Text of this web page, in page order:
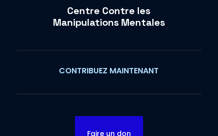
Centre Contre les
Manipulations Mentales
CONTRIBUEZ MAINTENANT
Faire un don